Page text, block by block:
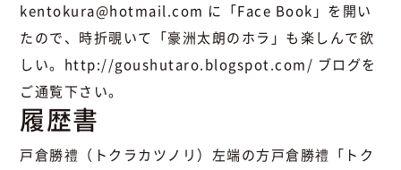
kentokura@hotmail.com に「Face Book」を開い
たので、時折覗いて「豪洲太朗のホラ」も楽しんで欲
しい。http://goushutaro.blogspot.com/ ブログを
ご通覧下さい。
履歴書
戸倉勝禮（トクラカツノリ）左端の方戸倉勝禮「トク